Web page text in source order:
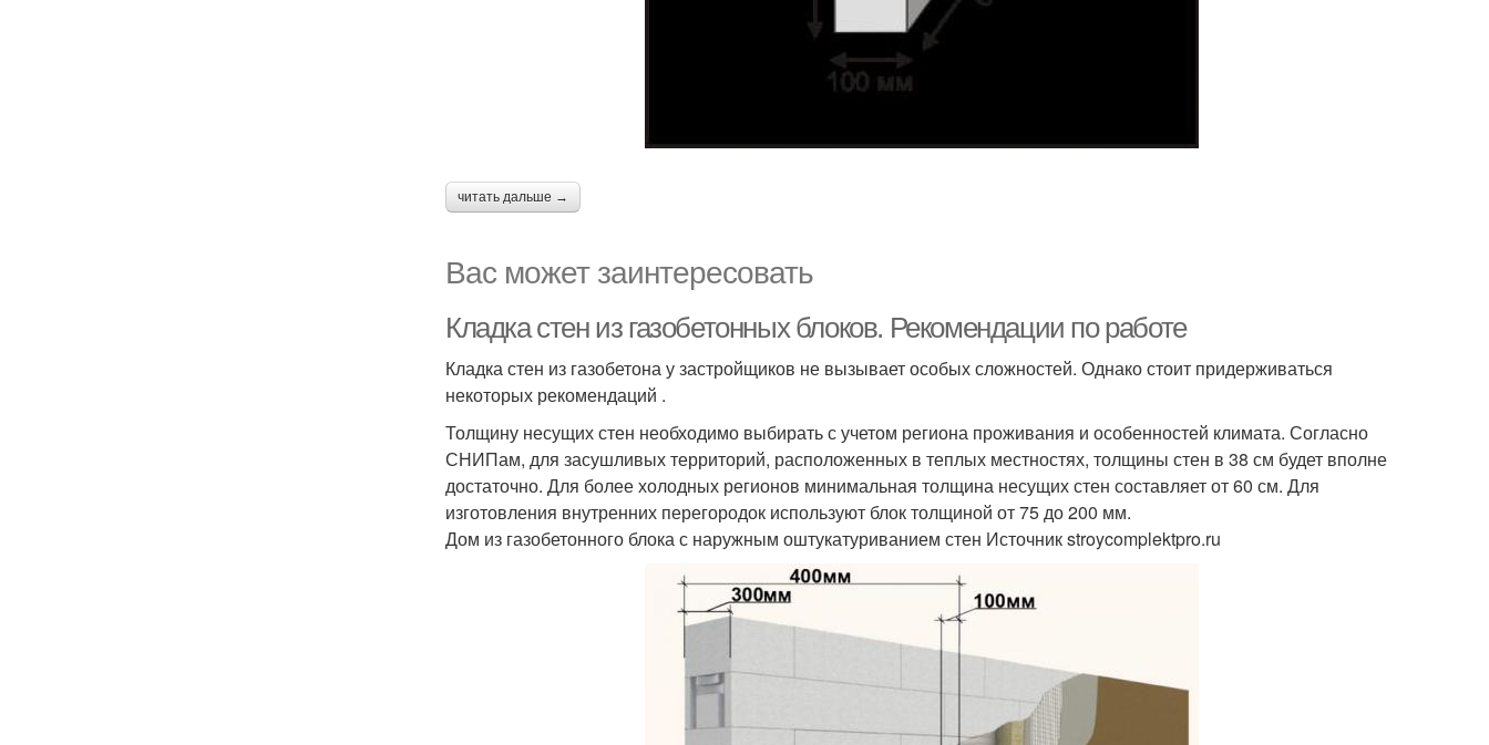
читать дальше →
Вас может заинтересовать
Кладка стен из газобетонных блоков. Рекомендации по работе
Кладка стен из газобетона у застройщиков не вызывает особых сложностей. Однако стоит придерживаться
некоторых рекомендаций .
Толщину несущих стен необходимо выбирать с учетом региона проживания и особенностей климата. Согласно
СНИПам, для засушливых территорий, расположенных в теплых местностях, толщины стен в 38 см будет вполне
достаточно. Для более холодных регионов минимальная толщина несущих стен составляет от 60 см. Для
изготовления внутренних перегородок используют блок толщиной от 75 до 200 мм.
Дом из газобетонного блока с наружным оштукатуриванием стен Источник stroycomplektpro.ru